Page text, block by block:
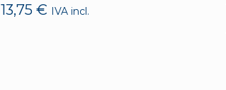
13,75 € IVA incl.